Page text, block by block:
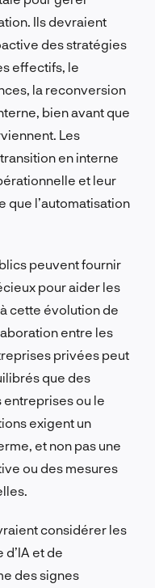
Ils devraient
des stratégies
effectifs, le
la reconversion
bien avant que
Les
en interne
et leur
que l’automatisation
peuvent fournir
pour aider les
cette évolution de
entre les
privées peut
que des
entreprises ou le
exigent un
et non pas une
ou des mesures
considérer les
et de
des signes